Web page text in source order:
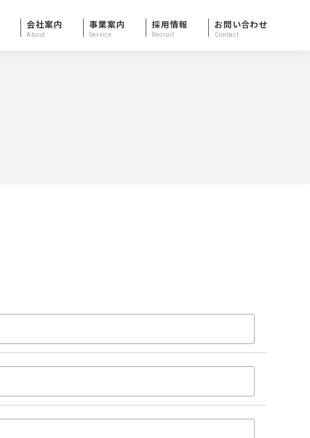
会社案内
About
事業案内
Service
採用情報
Recruit
お問い合わせ
Contact